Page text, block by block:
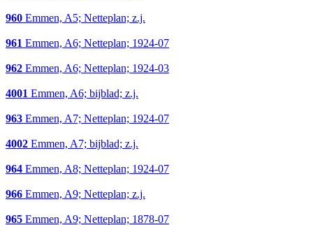
960 Emmen, A5; Netteplan; z.j.
961 Emmen, A6; Netteplan; 1924-07
962 Emmen, A6; Netteplan; 1924-03
4001 Emmen, A6; bijblad; z.j.
963 Emmen, A7; Netteplan; 1924-07
4002 Emmen, A7; bijblad; z.j.
964 Emmen, A8; Netteplan; 1924-07
966 Emmen, A9; Netteplan; z.j.
965 Emmen, A9; Netteplan; 1878-07